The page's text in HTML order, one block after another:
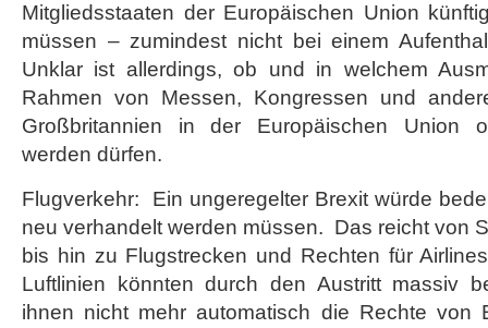
Mitgliedsstaaten der Europäischen Union
müssen – zumindest nicht bei einem
Unklar ist allerdings, ob und in welchem
Rahmen von Messen, Kongressen und
Großbritannien in der Europäischen Union
werden dürfen.
Flugverkehr: Ein ungeregelter Brexit würde
neu verhandelt werden müssen. Das reicht von
bis hin zu Flugstrecken und Rechten für
Luftlinien könnten durch den Austritt massiv
ihnen nicht mehr automatisch die Rechte von